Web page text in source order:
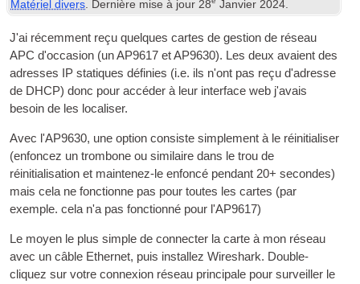
Matériel divers. Dernière mise à jour28 Janvier 2024.
J'ai récemment reçu quelques cartes de gestion de réseau
APC d'occasion (un AP9617 et AP9630). Les deux avaient des
adresses IP statiques définies (i.e. ils n'ont pas reçu d'adresse
de DHCP) donc pour accéder à leur interface web j'avais
besoin de les localiser.
Avec l'AP9630, une option consiste simplement à le réinitialiser
(enfoncez un trombone ou similaire dans le trou de
réinitialisation et maintenez-le enfoncé pendant 20+ secondes)
mais cela ne fonctionne pas pour toutes les cartes (par
exemple. cela n'a pas fonctionné pour l'AP9617)
Le moyen le plus simple de connecter la carte à mon réseau
avec un câble Ethernet, puis installez Wireshark. Double-
cliquez sur votre connexion réseau principale pour surveiller le